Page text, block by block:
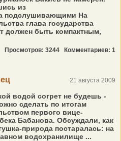
из
подслушивающими На
глава государства
должен быть компактным,
Просмотров: 3244 Комментариев: 1
21 августа 2009
водой согрет не будешь -
сделать по итогам
первого вице-
Бабанова. Обсуждали, как
природа постаралась: на
водохранилище ...